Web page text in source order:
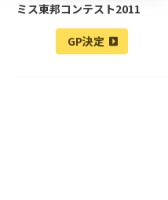
ミス東邦コンテスト2011
GP決定